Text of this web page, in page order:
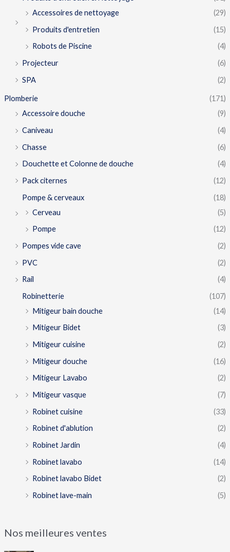
Accessoires de nettoyage
(29)
Produits d'entretien
(15)
Robots de Piscine
(4)
Projecteur
(6)
SPA
(2)
Plomberie
(171)
Accessoire douche
(9)
Caniveau
(4)
Chasse
(6)
Douchette et Colonne de douche
(4)
Pack citernes
(12)
Pompe & cerveaux
(18)
Cerveau
(5)
Pompe
(12)
Pompes vide cave
(2)
PVC
(2)
Rail
(4)
Robinetterie
(107)
Mitigeur bain douche
(14)
Mitigeur Bidet
(3)
Mitigeur cuisine
(2)
Mitigeur douche
(16)
Mitigeur Lavabo
(2)
Mitigeur vasque
(7)
Robinet cuisine
(33)
Robinet d'ablution
(2)
Robinet Jardin
(4)
Robinet lavabo
(14)
Robinet lavabo Bidet
(2)
Robinet lave-main
(5)
Nos meilleures ventes